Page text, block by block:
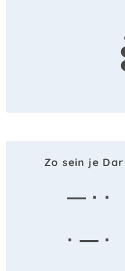
Zo sein je
— · ·
· — ·